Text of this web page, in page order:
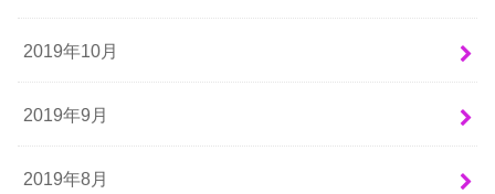
2019年10月
2019年9月
2019年8月